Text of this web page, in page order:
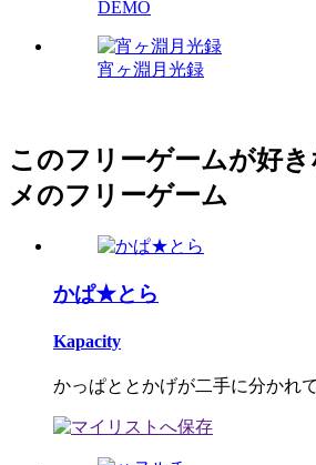
DEMO
宵ヶ淵月光録
このフリーゲームが好
メのフリーゲーム
かぱ★とら
Kapacity
かっぱととかげが二手に分かれ